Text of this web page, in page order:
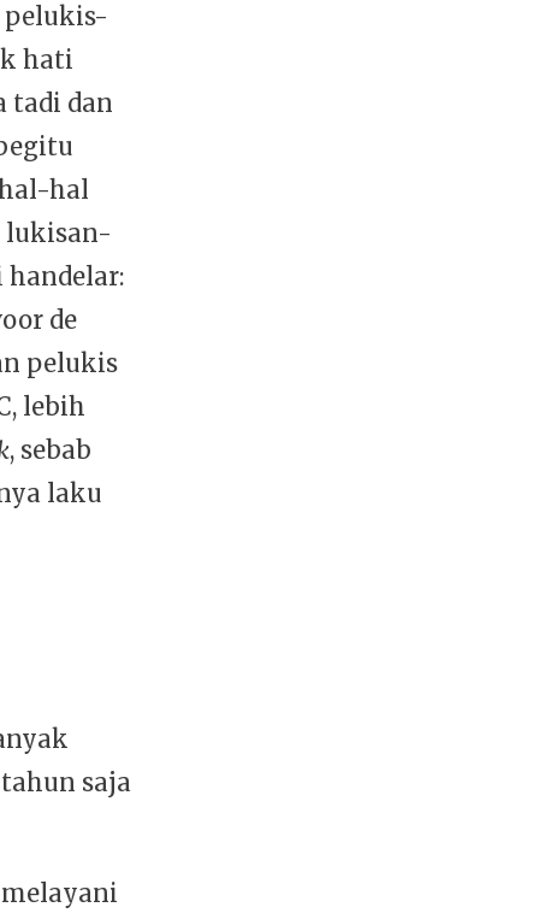
pelukis-
hati
tadi dan
hal
lukisan-
de
pelukis
lebih
, sebab
laku
saja